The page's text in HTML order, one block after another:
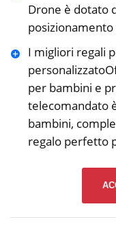
Drone è dotato
I migliori regali
per bambini e
telecomandato
bambini,
regalo perfetto